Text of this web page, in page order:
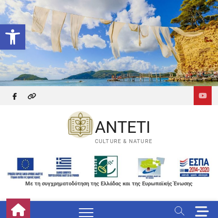
Ανοίξτε τη γραμμή εργαλείων
Skip
to
content
facebook
themefreesia
ANTETI
CULTURE & NATURE
Με τη συγχρηματοδότηση της Ελλάδας και της Ευρωπαϊκής Ένωσης
M